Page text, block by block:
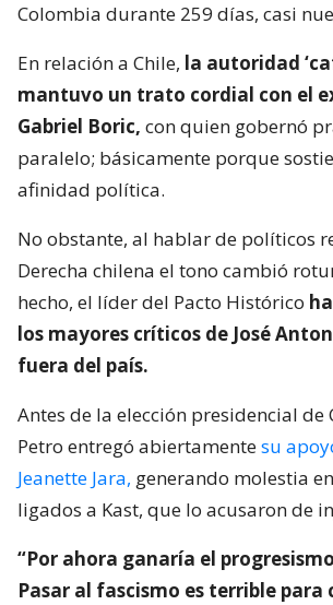
Colombia durante 259 días, casi
En relación a Chile, la autoridad
mantuvo un trato cordial con el
Gabriel Boric, con quien gobernó
paralelo; básicamente porque
afinidad política.
No obstante, al hablar de políticos
Derecha chilena el tono cambió
hecho, el líder del Pacto Histórico
los mayores críticos de José
fuera del país.
Antes de la elección presidencial de
Petro entregó abiertamentesu
Jeanette Jara, generando molestia
ligados a Kast, que lo acusaron de
“Por ahora ganaría el
Pasar al fascismo es terrible para